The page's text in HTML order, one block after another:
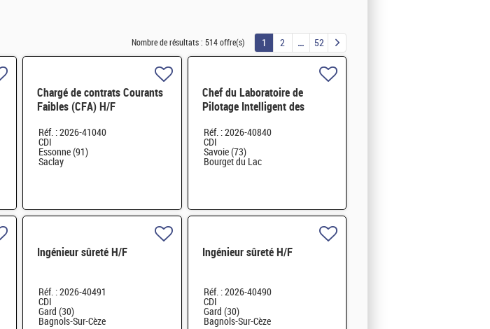
Nombre de résultats : 514 offre(s) 1 2 52
Chargé de contrats Courants
Faibles (CFA) H/F
Réf. : 2026-41040
CDI
Essonne (91)
Saclay
Chef du Laboratoire de
Pilotage Intelligent des
H/F
Réf. : 2026-40840
CDI
Savoie (73)
Bourget du Lac
Ingénieur sûreté H/F
Réf. : 2026-40491
CDI
Gard (30)
Bagnols-Sur-Cèze
Ingénieur sûreté H/F
Réf. : 2026-40490
CDI
Gard (30)
Bagnols-Sur-Cèze